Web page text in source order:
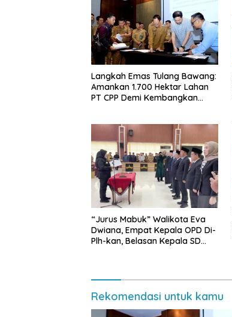
Langkah Emas Tulang Bawang:
Amankan 1.700 Hektar Lahan
PT CPP Demi Kembangkan
“Jurus Mabuk” Walikota Eva
Dwiana, Empat Kepala OPD Di-
Plh-kan, Belasan Kepala SD
Rekomendasi untuk kamu